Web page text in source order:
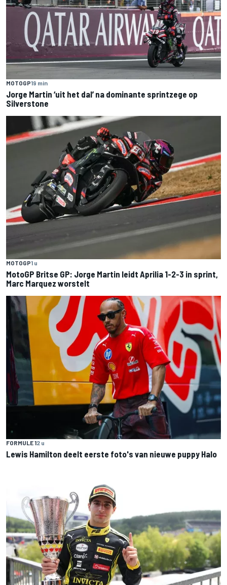
MOTOGP19 min
Jorge Martin ‘uit het dal’ na dominante sprintzege op
Silverstone
MOTOGP1 u
MotoGP Britse GP: Jorge Martin leidt Aprilia 1-2-3 in sprint,
Marc Marquez worstelt
FORMULE 12 u
Lewis Hamilton deelt eerste foto's van nieuwe puppy Halo